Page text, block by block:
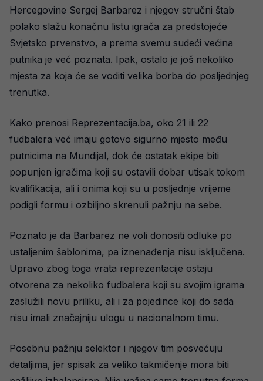
Hercegovine Sergej Barbarez i njegov stručni štab
polako slažu konačnu listu igrača za predstojeće
Svjetsko prvenstvo, a prema svemu sudeći većina
putnika je već poznata. Ipak, ostalo je još nekoliko
mjesta za koja će se voditi velika borba do posljednjeg
trenutka.
Kako prenosi Reprezentacija.ba, oko 21 ili 22
fudbalera već imaju gotovo sigurno mjesto među
putnicima na Mundijal, dok će ostatak ekipe biti
popunjen igračima koji su ostavili dobar utisak tokom
kvalifikacija, ali i onima koji su u posljednje vrijeme
podigli formu i ozbiljno skrenuli pažnju na sebe.
Poznato je da Barbarez ne voli donositi odluke po
ustaljenim šablonima, pa iznenađenja nisu isključena.
Upravo zbog toga vrata reprezentacije ostaju
otvorena za nekoliko fudbalera koji su svojim igrama
zaslužili novu priliku, ali i za pojedince koji do sada
nisu imali značajniju ulogu u nacionalnom timu.
Posebnu pažnju selektor i njegov tim posvećuju
detaljima, jer spisak za veliko takmičenje mora biti